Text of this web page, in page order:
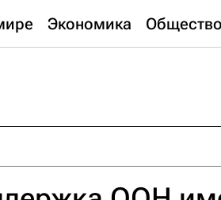
Экономика Общество